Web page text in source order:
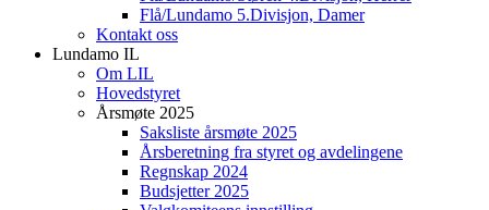
Flå/Lundamo 5.Divisjon, Damer
Kontakt oss
Lundamo IL
Om LIL
Hovedstyret
Årsmøte 2025
Saksliste årsmøte 2025
Årsberetning fra styret og avdelingene
Regnskap 2024
Budsjetter 2025